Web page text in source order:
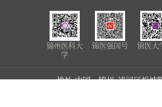
锦州医科大
学
锦医强国号 锦医大
地址:中国•锦州 凌河区松坡